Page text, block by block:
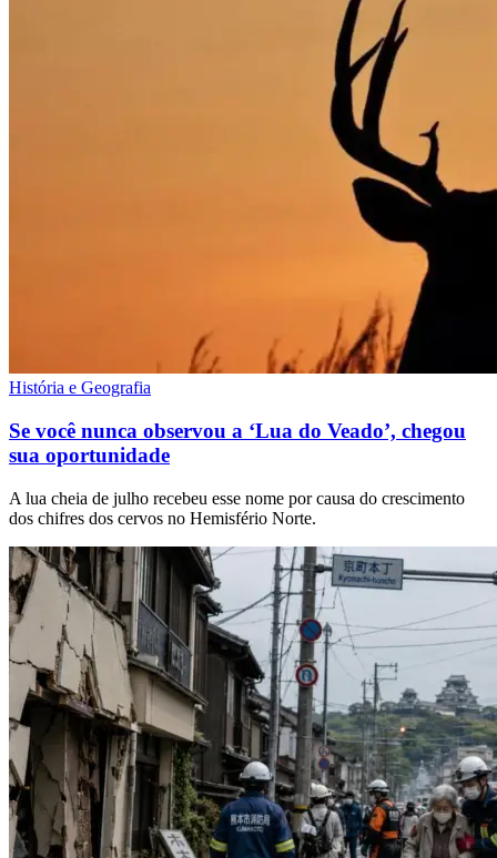
História e Geografia
Se você nunca observou a ‘Lua do Veado’, chegou
sua oportunidade
A lua cheia de julho recebeu esse nome por causa do crescimento
dos chifres dos cervos no Hemisfério Norte.